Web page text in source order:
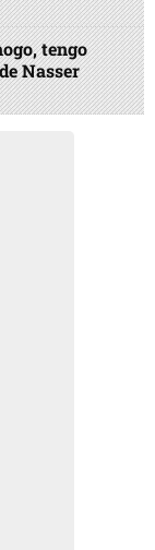
tengo
Nasser